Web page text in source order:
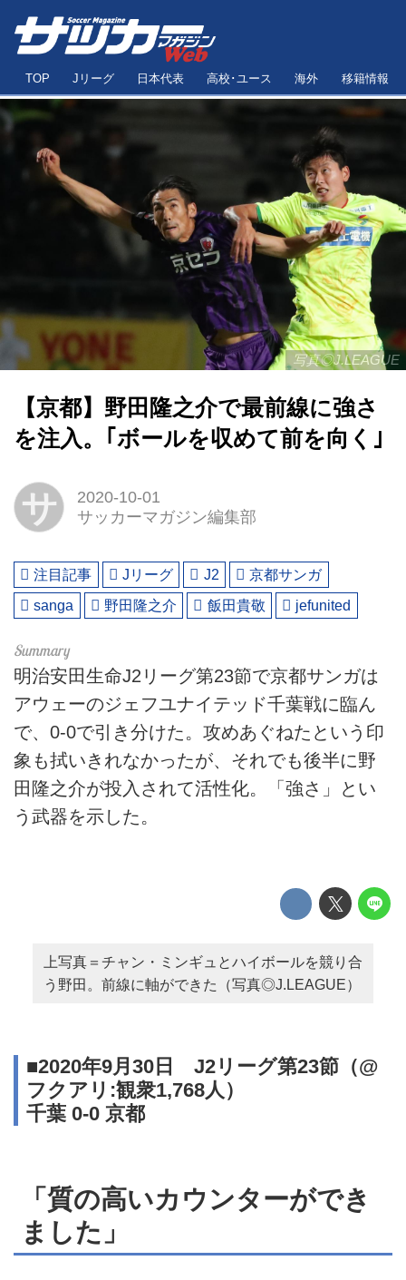
TOP Jリーグ 日本代表 高校･ユース 海外 移籍情報
写真◎J.LEAGUE
【京都】野田隆之介で最前線に強さ
を注入。｢ボールを収めて前を向く｣
サ
2020-10-01
サッカーマガジン編集部
注目記事 Jリーグ J2
京都サンガ
sanga
野田隆之介 飯田貴敬 jefunited
明治安田生命J2リーグ第23節で京都サンガは
アウェーのジェフユナイテッド千葉戦に臨ん
で、0-0で引き分けた。攻めあぐねたという印
象も拭いきれなかったが、それでも後半に野
田隆之介が投入されて活性化。「強さ」とい
う武器を示した。
上写真＝チャン・ミンギュとハイボールを競り合
う野田。前線に軸ができた（写真◎J.LEAGUE）
■2020年9月30日 J2リーグ第23節（@
フクアリ:観衆1,768人）
千葉 0-0 京都
「質の高いカウンターができ
ました」